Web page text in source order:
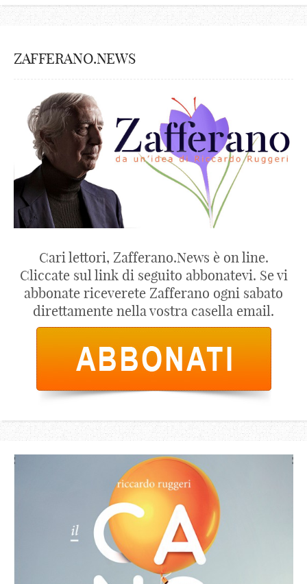
ZAFFERANO.NEWS
Cari lettori, Zafferano.News è on line.
Cliccate sul link di seguito abbonatevi. Se vi
abbonate riceverete Zafferano ogni sabato
direttamente nella vostra casella email.